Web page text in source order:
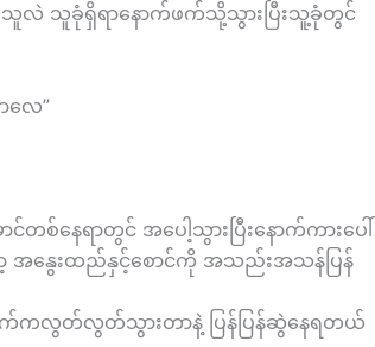
သူလဲ သူခုံရှိရာနောက်ဖက်သို့သွားပြီးသူ့ခုံတွင်
လေ”
နေရာတွင် အပေါ့သွားပြီးနောက်ကားပေါ်
အနွေးထည်နှင့်စောင်ကို အသည်းအသန်ပြန်
ကလွတ်လွတ်သွားတာနဲ့ ပြန်ပြန်ဆွဲနေရတယ်